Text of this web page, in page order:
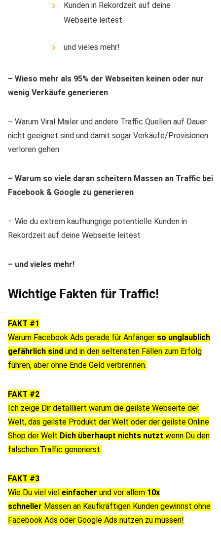
Kunden in Rekordzeit auf deine
Webseite leitest
und vieles mehr!
– Wieso mehr als 95% der Webseiten keinen oder nur
wenig Verkäufe generieren
– Warum Viral Mailer und andere Traffic Quellen auf Dauer
nicht geeignet sind und damit sogar Verkäufe/Provisionen
verloren gehen
– Warum so viele daran scheitern Massen an Traffic bei
Facebook & Google zu generieren
– Wie du extrem kaufhungrige potentielle Kunden in
Rekordzeit auf deine Webseite leitest
– und vieles mehr!
Wichtige Fakten für Traffic!
FAKT #1
Warum Facebook Ads gerade für Anfänger so unglaublich
gefährlich sind und in den seltensten Fällen zum Erfolg
führen, aber ohne Ende Geld verbrennen.
FAKT #2
Ich zeige Dir detallliert warum die geilste Webseite der
Welt, das geilste Produkt der Welt oder der geilste Online
Shop der Welt Dich überhaupt nichts nutzt wenn Du den
falschen Traffic generierst.
FAKT #3
Wie Du viel viel einfacher und vor allem 10x
schneller Massen an Kaufkräftigen Kunden gewinnst ohne
Facebook Ads oder Google Ads nutzen zu müssen!